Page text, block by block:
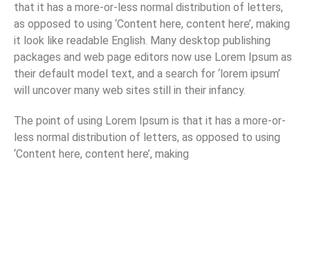
that it has a more-or-less normal distribution of letters,
as opposed to using ‘Content here, content here’, making
it look like readable English. Many desktop publishing
packages and web page editors now use Lorem Ipsum as
their default model text, and a search for ‘lorem ipsum’
will uncover many web sites still in their infancy.
The point of using Lorem Ipsum is that it has a more-or-
less normal distribution of letters, as opposed to using
‘Content here, content here’, making